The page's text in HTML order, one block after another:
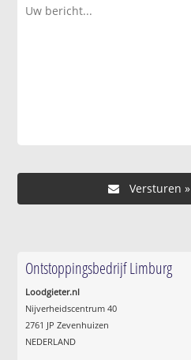
Ontstoppingsbedrijf Limburg
Loodgieter.nl
Nijverheidscentrum 40
2761 JP Zevenhuizen
NEDERLAND